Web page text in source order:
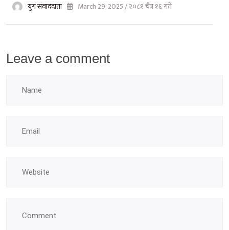
युग संवाददाता March 29, 2025 / २०८१ चैत्र १६ गते
Leave a comment